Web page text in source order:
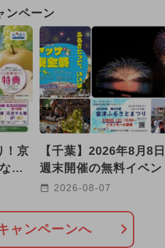
ンペーン
！京
し
引
【千葉】2026年8月8
週末開催の無料イベン
5,000発花火大会＆夏
2026-08-07
ャンペーンへ